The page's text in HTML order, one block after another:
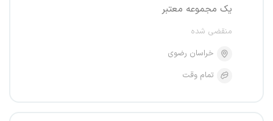
یک مجموعه معتبر
منقضی شده
خراسان رضوی
تمام وقت